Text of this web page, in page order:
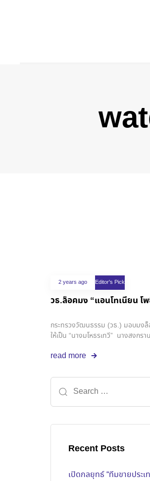
2 years ago Editor's Pick
วธ.ล็อคมง “แอนโทเนียน โ
กระทรวงวัฒนธรรม (วธ.) มอบมงล็
ให้เป็น “นางมโหธรเทวี” นางสงกร
รักษา และต่อยอดมรดกภูมิปัญญาปร
read more
Recent Posts
เปิดกลยุทธ์ “ทีมขายประ